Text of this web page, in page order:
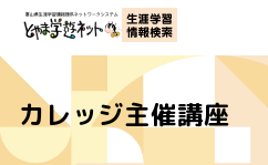
カレッジ主催講座